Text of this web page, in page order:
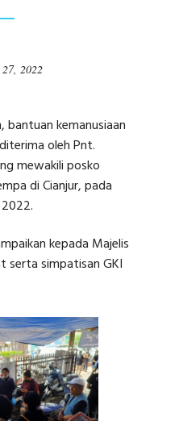
27, 2022
bantuan kemanusiaan
oleh Pnt.
mewakili posko
di Cianjur, pada
kepada Majelis
serta simpatisan GKI